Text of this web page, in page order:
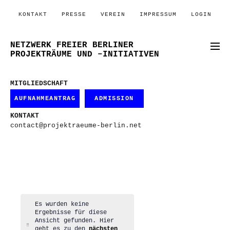
KONTAKT PRESSE VEREIN IMPRESSUM LOGIN
NETZWERK FREIER BERLINER
PROJEKTRÄUME UND –INITIATIVEN
MITGLIEDSCHAFT
AUFNAHMEANTRAG ADMISSION
KONTAKT
contact@projektraeume-berlin.net
Hinweis
Es wurden keine
Ergebnisse für diese
Ansicht gefunden. Hier